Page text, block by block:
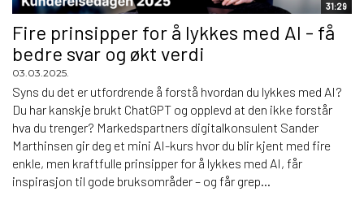
31:29
Fire prinsipper for å lykkes med AI - få
bedre svar og økt verdi
03.03.2025.
Syns du det er utfordrende å forstå hvordan du lykkes med AI?
Du har kanskje brukt ChatGPT og opplevd at den ikke forstår
hva du trenger? Markedspartners digitalkonsulent Sander
Marthinsen gir deg et mini AI-kurs hvor du blir kjent med fire
enkle, men kraftfulle prinsipper for å lykkes med AI, får
inspirasjon til gode bruksområder – og får grep...